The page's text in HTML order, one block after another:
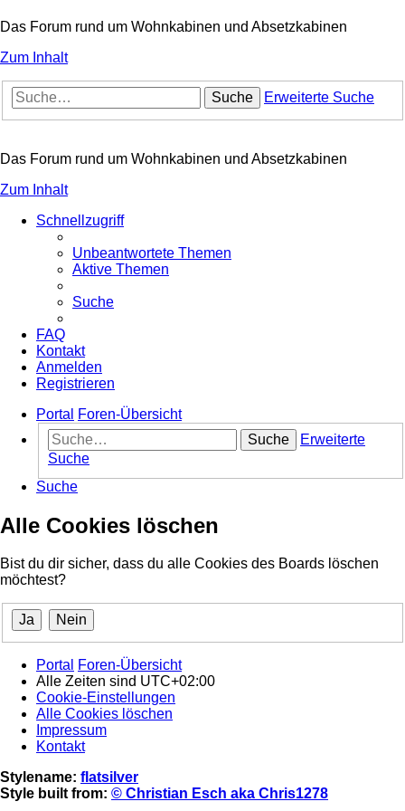
Das Forum rund um Wohnkabinen und Absetzkabinen
Zum Inhalt
Suche Erweiterte Suche
Das Forum rund um Wohnkabinen und Absetzkabinen
Zum Inhalt
Schnellzugriff
Unbeantwortete Themen
Aktive Themen
Suche
FAQ
Kontakt
Anmelden
Registrieren
Portal
Foren-Übersicht
Suche
Erweiterte
Suche
Suche
Alle Cookies löschen
Bist du dir sicher, dass du alle Cookies des Boards löschen
möchtest?
Portal
Foren-Übersicht
Alle Zeiten sind UTC+02:00
Cookie-Einstellungen
Alle Cookies löschen
Impressum
Kontakt
Stylename: flatsilver
Style built from: © Christian Esch aka Chris1278